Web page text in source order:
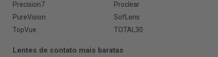
Precision7
Proclear
PureVision
SofLens
TopVue
TOTAL30
Lentes de contato mais baratas